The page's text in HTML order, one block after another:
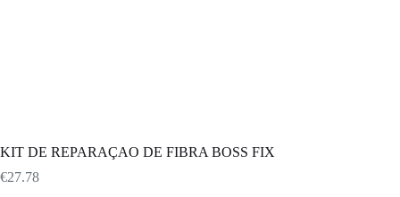
KIT DE REPARAÇAO DE FIBRA BOSS FIX
€27.78